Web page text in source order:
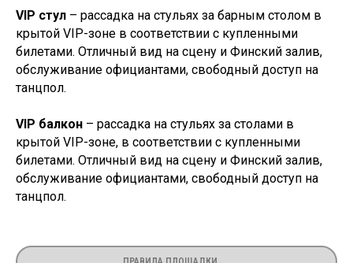
VIP стул – рассадка на стульях за барным столом в
крытой VIP-зоне в соответствии с купленными
билетами. Отличный вид на сцену и Финский залив,
обслуживание официантами, свободный доступ на
танцпол.
VIP балкон – рассадка на стульях за столами в
крытой VIP-зоне, в соответствии с купленными
билетами. Отличный вид на сцену и Финский залив,
обслуживание официантами, свободный доступ на
танцпол.
По вопросам покупки билетов
+7 (911) 925-30-17
Присоединяйтесь к нам